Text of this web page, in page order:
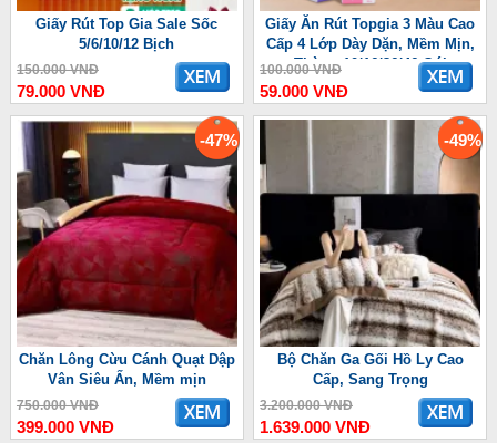
Giấy Rút Top Gia Sale Sốc
5/6/10/12 Bịch
150.000 VNĐ
79.000 VNĐ
Giấy Ăn Rút Topgia 3 Màu Cao
Cấp 4 Lớp Dày Dặn, Mềm Mịn,
Thùng 10/16/36/46 Gói
100.000 VNĐ
59.000 VNĐ
-47%
Chăn Lông Cừu Cánh Quạt Dập
Vân Siêu Ấn, Mềm mịn
750.000 VNĐ
399.000 VNĐ
-49%
Bộ Chăn Ga Gối Hồ Ly Cao
Cấp, Sang Trọng
3.200.000 VNĐ
1.639.000 VNĐ